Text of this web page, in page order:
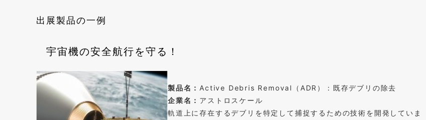
出展製品の一例
宇宙機の安全航行を守る！
製品名： Active Debris Removal（ADR）：既存デブリの除去
企業名： アストロスケール
軌道上に存在するデブリを特定して捕捉するための技術を開発していま